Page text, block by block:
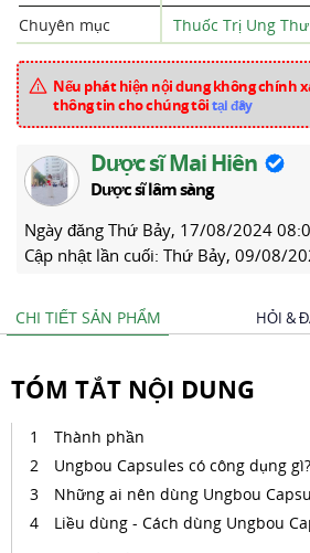
Chuyên mục
Thuốc Trị Ung Thư
Nếu phát hiện nội dung không chính
thông tin cho chúng tôitại đây
Dược sĩ Mai Hiên
Dược sĩ lâm sàng
Ngày đăng Thứ Bảy, 17/08/2024
Cập nhật lần cuối: Thứ Bảy, 09/08/
CHI TIẾT SẢN PHẨM HỎI &
TÓM TẮT NỘI DUNG
Thành phần
Ungbou Capsules có công dụng gì?
Những ai nên dùng Ungbou
Liều dùng - Cách dùng Ungbou